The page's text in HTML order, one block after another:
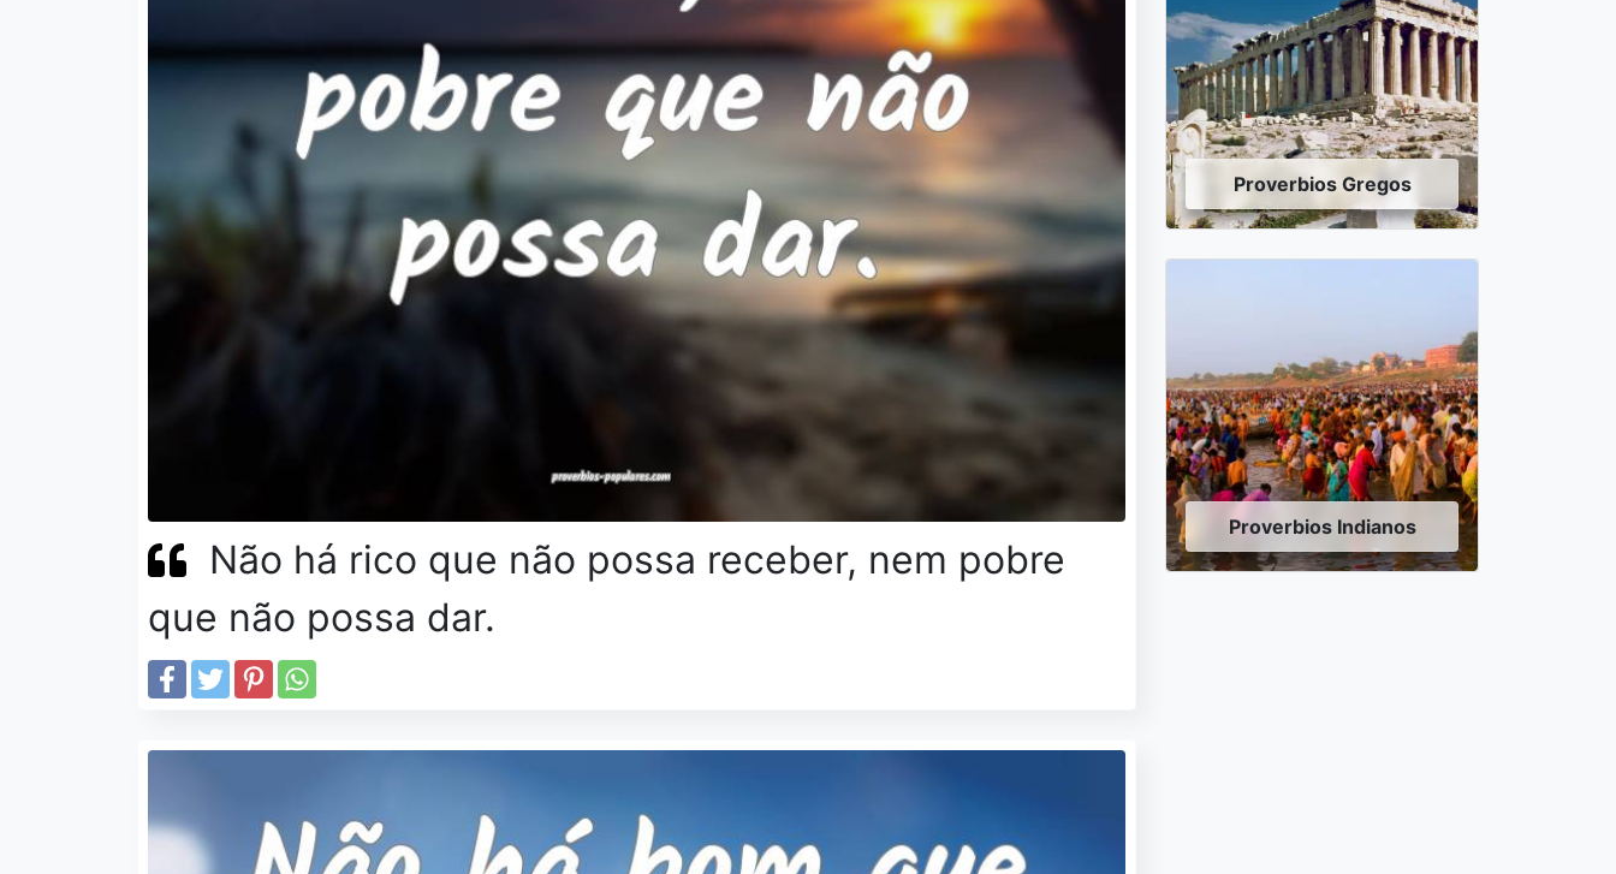
Não há rico que não possa receber, nem pobre
que não possa dar.
Proverbios Gregos
Proverbios Indianos